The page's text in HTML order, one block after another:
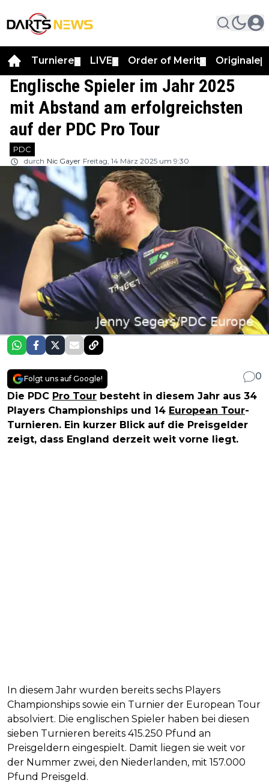
Turniere LIVE Order of Merit Originale
Englische Spieler im Jahr 2025
mit Abstand am erfolgreichsten
auf der PDC Pro Tour
PDC
durch Nic Gayer Freitag, 14 März 2025 um 9:30
Folgt uns auf Google!
0
Die PDC Pro Tour besteht in diesem Jahr aus 34
Players Championships und 14 European Tour-
Turnieren. Ein kurzer Blick auf die Preisgelder
zeigt, dass England derzeit weit vorne liegt.
In diesem Jahr wurden bereits sechs Players
Championships sowie ein Turnier der European Tour
absolviert. Die englischen Spieler haben bei diesen
sieben Turnieren bereits 415.250 Pfund an
Preisgeldern eingespielt. Damit liegen sie weit vor
der Nummer zwei, den Niederlanden, mit 157.000
Pfund Preisgeld.